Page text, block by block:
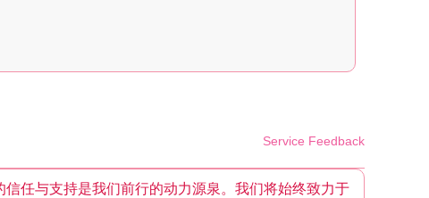
Service Feedback
任与支持是我们前行的动力源泉。我们将始终致力于